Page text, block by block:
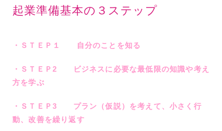
起業準備基本の３ステップ
・ＳＴＥＰ１ 自分のことを知る
・ＳＴＥＰ2 ビジネスに必要な最低限の知識や考え
方を学ぶ
・ＳＴＥＰ3 プラン（仮説）を考えて、小さく行
動、改善を繰り返す